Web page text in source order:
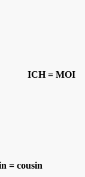
ICH = MOI
cousin